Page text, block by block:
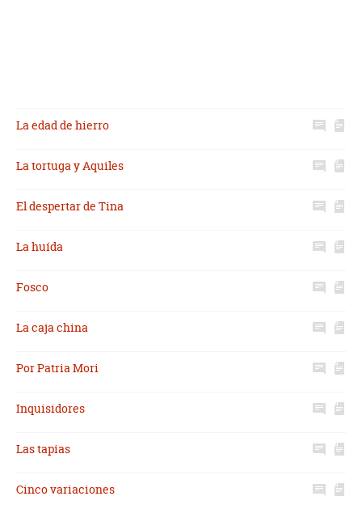
La edad de hierro
La tortuga y Aquiles
El despertar de Tina
La huída
Fosco
La caja china
Por Patria Mori
Inquisidores
Las tapias
Cinco variaciones